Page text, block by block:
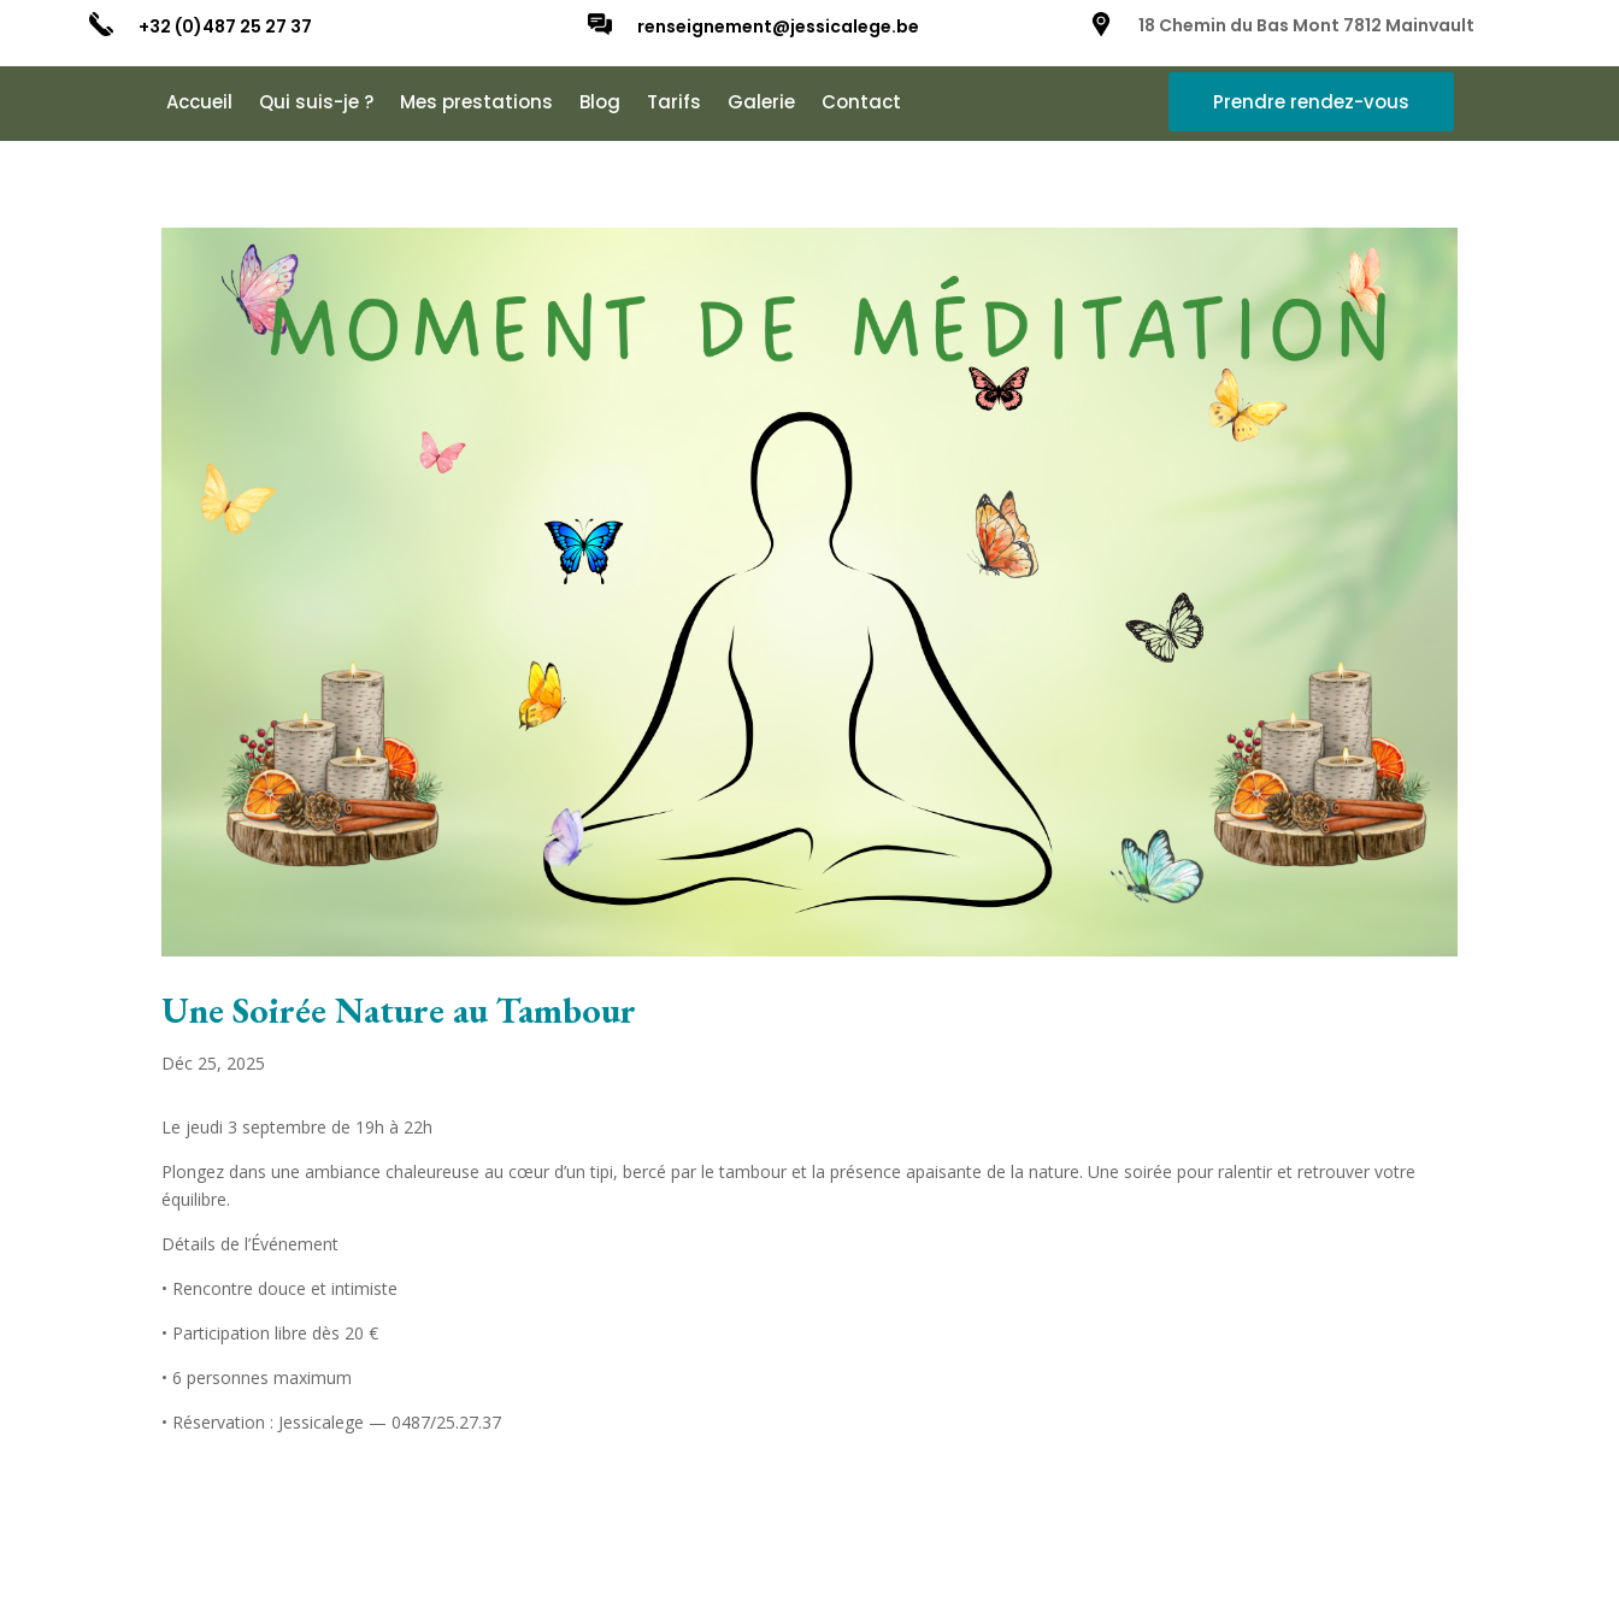
+32 (0)487 25 27 37 renseignement@jessicalege.be 18 Chemin du Bas Mont 7812 Mainvault
Accueil Qui suis-je ? Mes prestations Blog Tarifs Galerie Contact Prendre rendez-vous
Une Soirée Nature au Tambour
Déc 25, 2025
Le jeudi 3 septembre de 19h à 22h
Plongez dans une ambiance chaleureuse au cœur d’un tipi, bercé par le tambour et la présence apaisante de la nature. Une soirée pour ralentir et retrouver votre
équilibre.
Détails de l’Événement
• Rencontre douce et intimiste
• Participation libre dès 20 €
• 6 personnes maximum
• Réservation : Jessicalege — 0487/25.27.37